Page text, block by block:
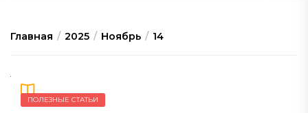
Главная 2025 Ноябрь 14
ПОЛЕЗНЫЕ СТАТЬИ